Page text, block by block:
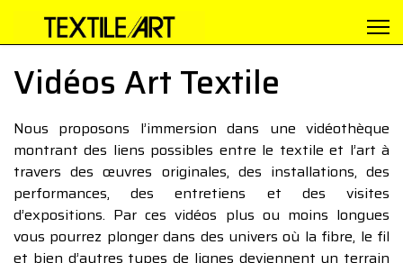
Vidéos Art Textile
Nous proposons l’immersion dans une vidéothèque
montrant des liens possibles entre le textile et l’art à
travers des œuvres originales, des installations, des
performances, des entretiens et des visites
d’expositions. Par ces vidéos plus ou moins longues
vous pourrez plonger dans des univers où la fibre, le fil
et bien d’autres types de lignes deviennent un terrain